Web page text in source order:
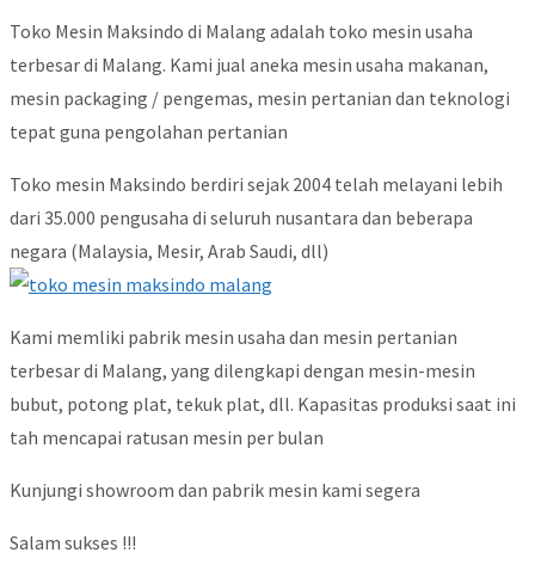
Toko Mesin Maksindo di Malang adalah toko mesin usaha
terbesar di Malang. Kami jual aneka mesin usaha makanan,
mesin packaging / pengemas, mesin pertanian dan teknologi
tepat guna pengolahan pertanian
Toko mesin Maksindo berdiri sejak 2004 telah melayani lebih
dari 35.000 pengusaha di seluruh nusantara dan beberapa
negara (Malaysia, Mesir, Arab Saudi, dll)
Kami memliki pabrik mesin usaha dan mesin pertanian
terbesar di Malang, yang dilengkapi dengan mesin-mesin
bubut, potong plat, tekuk plat, dll. Kapasitas produksi saat ini
tah mencapai ratusan mesin per bulan
Kunjungi showroom dan pabrik mesin kami segera
Salam sukses !!!